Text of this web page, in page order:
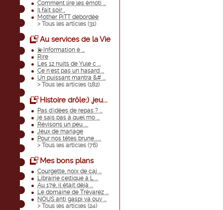
Comment lire les émoti ...
Il fait soir ,
Mother PiTT debordée
> Tous les articles (31)
Au services de la Vie
💫Information é ...
Rire
Les 12 nuits de Yule c ...
Ce n'est pas un hasard ...
Un puissant mantra &# ...
> Tous les articles (182)
Histoire drôle;) ,jeu...
Pas d'idées de repas ? ...
je sais pas à quel mo ...
Révisons un peu ....
Jeux de mariage
Pour nos têtes brune , ...
> Tous les articles (76)
Mes bons plans
Courgette, noix de caj ...
Librairie celtique à L ...
Au 17e, il était déjà ...
Le domaine de Trévarez ...
NOUS anti gaspi va ouv ...
> Tous les articles (24)